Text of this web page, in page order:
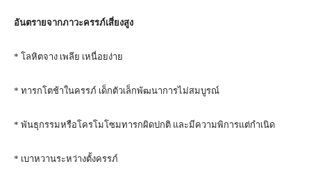
อันตรายจากภาวะครรภ์เสี่ยงสูง
* โลหิตจาง เพลีย เหนื่อยง่าย
* ทารกโตช้าในครรภ์ เด็กตัวเล็กพัฒนาการไม่สมบูรณ์
* พันธุกรรมหรือโครโมโซมทารกผิดปกติ และมีความพิการแต่กำเนิด
* เบาหวานระหว่างตั้งครรภ์